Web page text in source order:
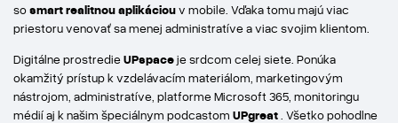
sosmart realitnou aplikáciouv mobile. Vďaka tomu majú viac
priestoru venovať sa menej administratíve a viac svojim klientom.
Digitálne prostredieUPspaceje srdcom celej siete. Ponúka
okamžitý prístup k vzdelávacím materiálom, marketingovým
nástrojom, administratíve, platforme Microsoft 365, monitoringu
médií aj k našim špeciálnym podcastom UPgreat . Všetko pohodlne